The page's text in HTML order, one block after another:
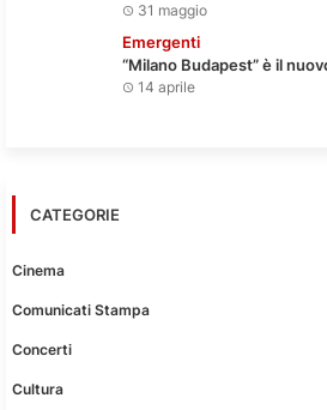
31 maggio
Emergenti
“Milano Budapest” è il
14 aprile
CATEGORIE
Cinema
Comunicati Stampa
Concerti
Cultura